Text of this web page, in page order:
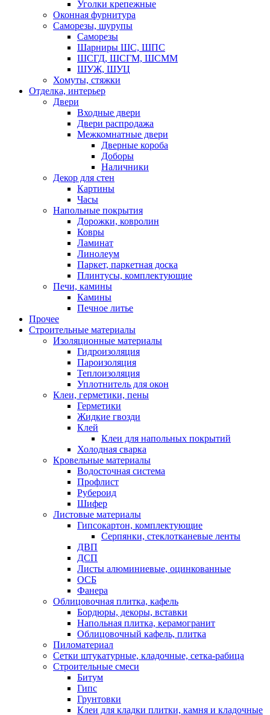
Уголки крепежные
Оконная фурнитура
Саморезы, шурупы
Саморезы
Шарниры ШС, ШПС
ШСГД, ШСГМ, ШСММ
ШУЖ, ШУЦ
Хомуты, стяжки
Отделка, интерьер
Двери
Входные двери
Двери распродажа
Межкомнатные двери
Дверные короба
Доборы
Наличники
Декор для стен
Картины
Часы
Напольные покрытия
Дорожки, ковролин
Ковры
Ламинат
Линолеум
Паркет, паркетная доска
Плинтусы, комплектующие
Печи, камины
Камины
Печное литье
Прочее
Строительные материалы
Изоляционные материалы
Гидроизоляция
Пароизоляция
Теплоизоляция
Уплотнитель для окон
Клеи, герметики, пены
Герметики
Жидкие гвозди
Клей
Клеи для напольных покрытий
Холодная сварка
Кровельные материалы
Водосточная система
Профлист
Рубероид
Шифер
Листовые материалы
Гипсокартон, комплектующие
Серпянки, стеклотканевые ленты
ДВП
ДСП
Листы алюминиевые, оцинкованные
ОСБ
Фанера
Облицовочная плитка, кафель
Бордюры, декоры, вставки
Напольная плитка, керамогранит
Облицовочный кафель, плитка
Пиломатериал
Сетки штукатурные, кладочные, сетка-рабица
Строительные смеси
Битум
Гипс
Грунтовки
Клеи для кладки плитки, камня и кладочные